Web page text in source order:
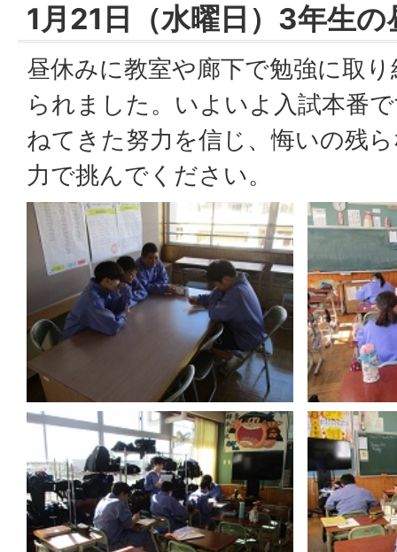
1月21日（水曜日）3年生
昼休みに教室や廊下で勉強に取
られました。いよいよ入試本番
ねてきた努力を信じ、悔いの残
力で挑んでください。